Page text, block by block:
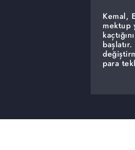
Kemal,
mektup
para